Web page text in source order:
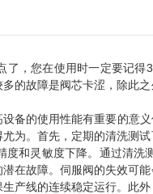
，您在使用时一定要记
的故障是阀芯卡涩，除此
备的使用性能有重要的意
为。首先，定期的清洗测
和灵敏度下降。通过清
在故障。伺服阀的失效可
产线的连续稳定运行。此